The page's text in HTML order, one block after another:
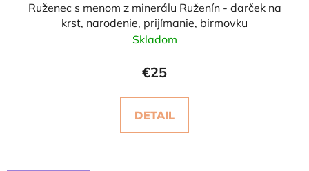
Ruženec s menom z minerálu Ruženín - darček na
krst, narodenie, prijímanie, birmovku
Skladom
€25
DETAIL